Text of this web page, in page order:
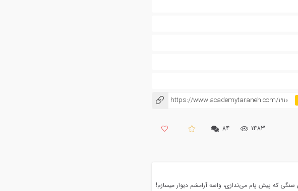
https://www.academytaraneh.com/1910
1483 ۸۴
سنگی که پیش پام می‌ندازی، واسه آرامشم دیوار میسازم!